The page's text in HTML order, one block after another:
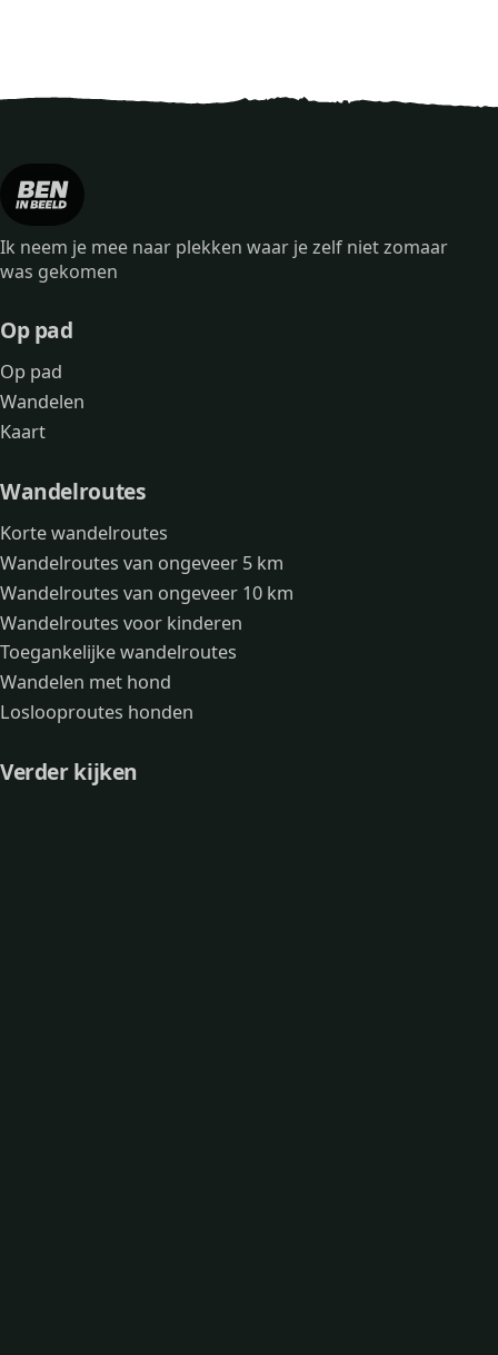
Ik neem je mee naar plekken waar je zelf niet zomaar
was gekomen
Op pad
Op pad
Wandelen
Kaart
Wandelroutes
Korte wandelroutes
Wandelroutes van ongeveer 5 km
Wandelroutes van ongeveer 10 km
Wandelroutes voor kinderen
Toegankelijke wandelroutes
Wandelen met hond
Loslooproutes honden
Verder kijken